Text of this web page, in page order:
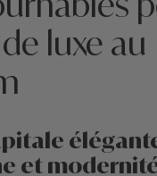
luxe au
et